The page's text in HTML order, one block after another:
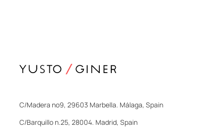
C/Madera nº9, 29603 Marbella. Málaga, Spain
C/Barquillo n.25, 28004. Madrid, Spain